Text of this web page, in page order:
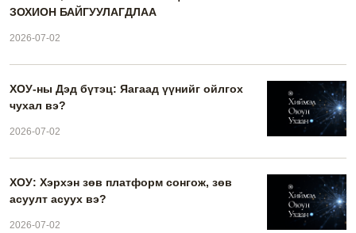
ЗОХИОН БАЙГУУЛАГДЛАА
2026-07-02
ХОУ-ны Дэд бүтэц: Яагаад үүнийг ойлгох
чухал вэ?
2026-07-02
ХОУ: Хэрхэн зөв платформ сонгож, зөв
асуулт асуух вэ?
2026-07-02